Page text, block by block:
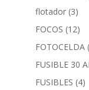
flotador (3)
FOCOS (12)
FOTOCELDA
FUSIBLE 30
FUSIBLES (4)